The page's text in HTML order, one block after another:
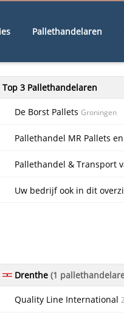
Pallethandelaren
Top 3 Pallethandelaren
De Borst Pallets Groningen
Pallethandel MR Pallets
Pallethandel & Transport
Uw bedrijf ook in dit
Drenthe (1
Quality Line International